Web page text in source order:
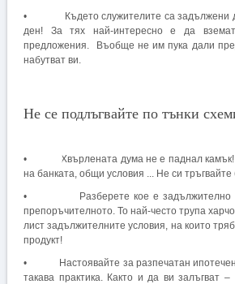
• Където служителите са задължени да
ден! За тях най-интересно е да
предложения. Въобще не им пука дали
набутват ви.
Не се подлъгвайте по тънки
• Хвърлената дума не е паднал камък!
на банката, общи условия ... Не си
• Разберете кое е задължително и
препоръчителното. То най-често трупа
лист задължителните условия, на които
продукт!
• Настоявайте за разпечатан ипотечен
такава практика. Както и да ви залъгват